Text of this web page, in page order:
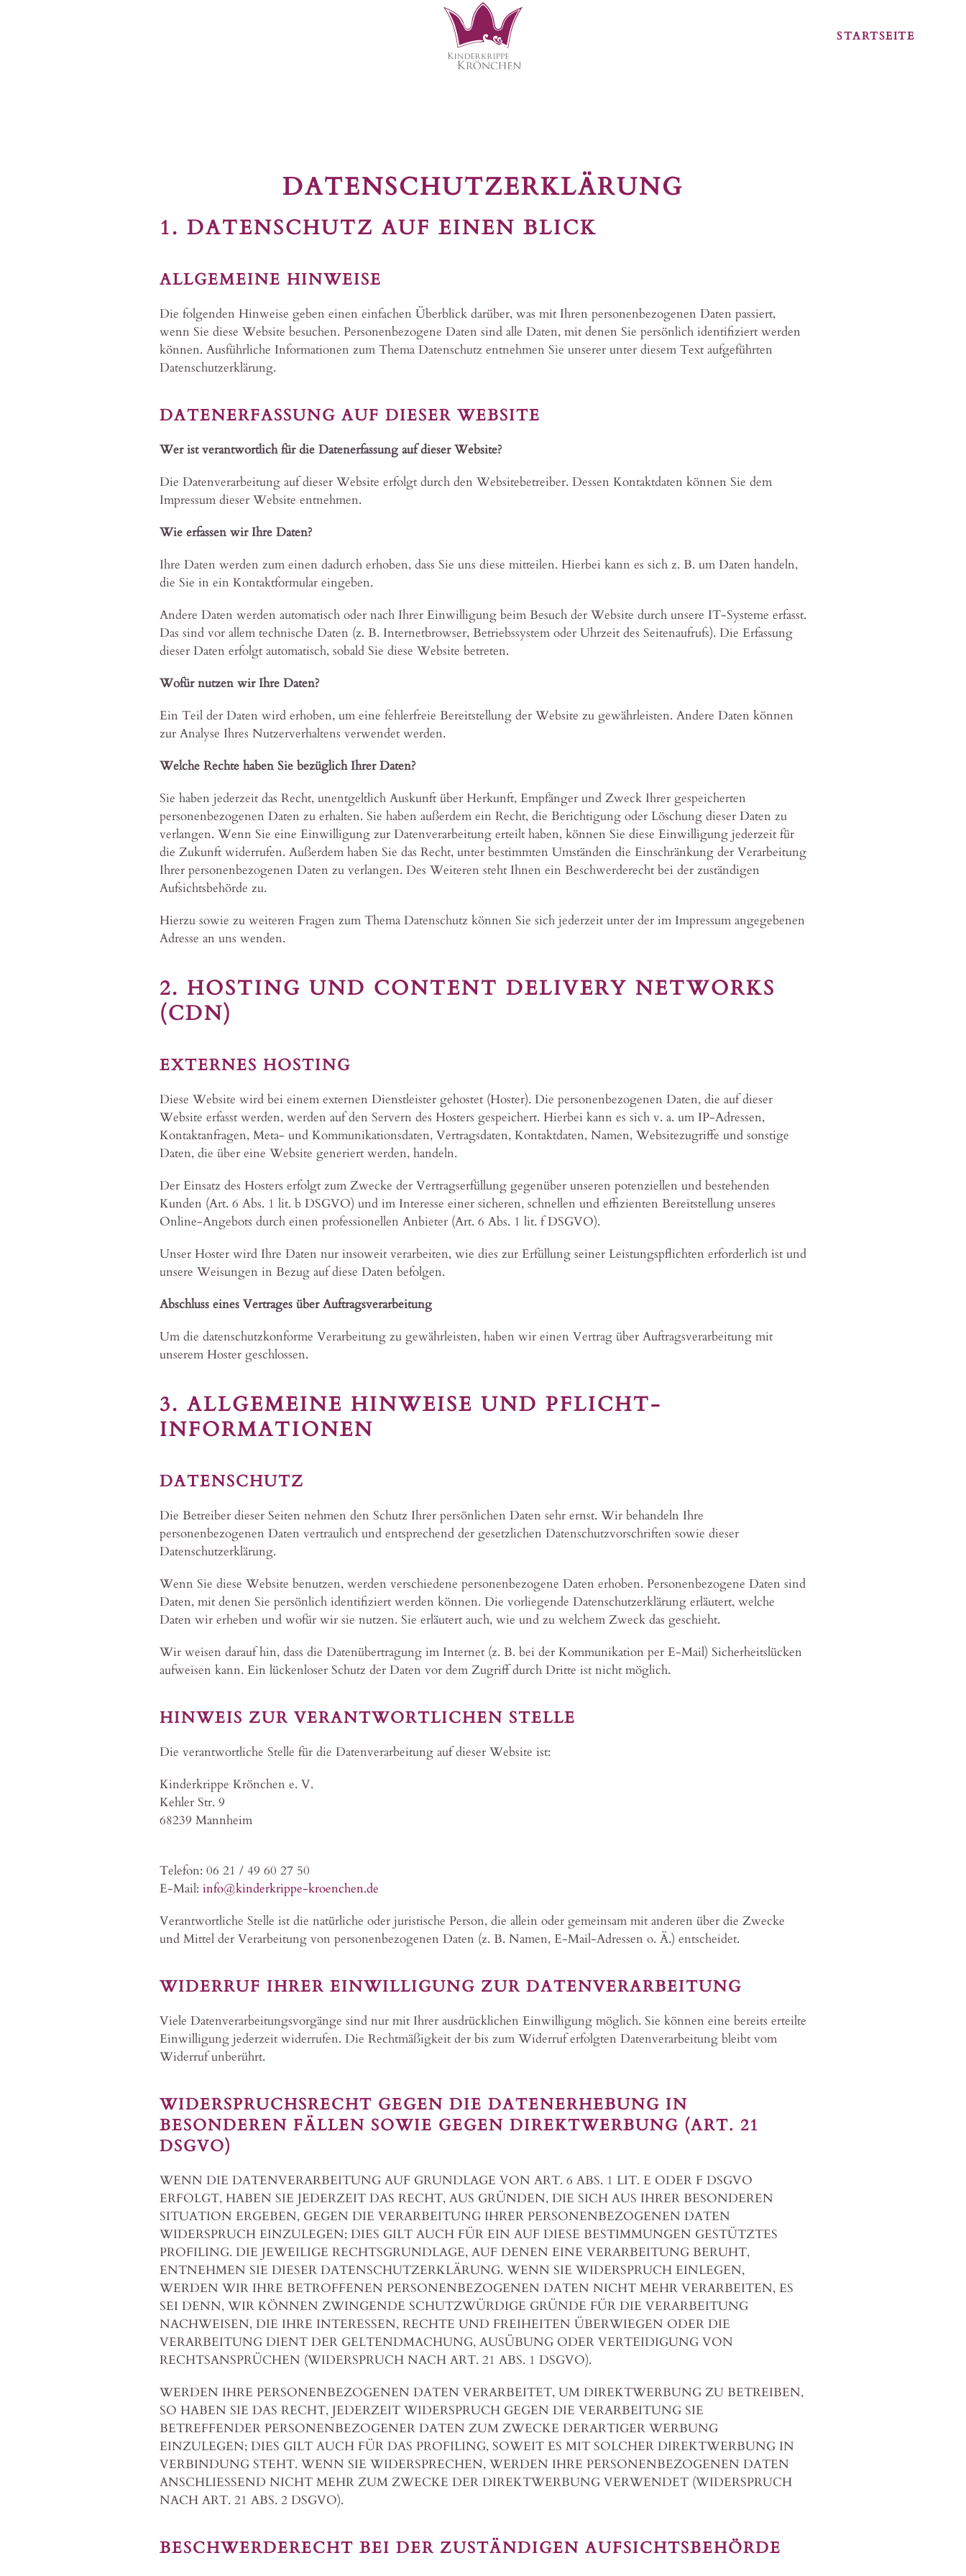
STARTSEITE
DATENSCHUTZERKLÄRUNG
1. DATENSCHUTZ AUF EINEN BLICK
ALLGEMEINE HINWEISE
Die folgenden Hinweise geben einen einfachen Überblick darüber, was mit Ihren personenbezogenen Daten passiert,
wenn Sie diese Website besuchen. Personenbezogene Daten sind alle Daten, mit denen Sie persönlich identifiziert werden
können. Ausführliche Informationen zum Thema Datenschutz entnehmen Sie unserer unter diesem Text aufgeführten
Datenschutzerklärung.
DATENERFASSUNG AUF DIESER WEBSITE
Wer ist verantwortlich für die Datenerfassung auf dieser Website?
Die Datenverarbeitung auf dieser Website erfolgt durch den Websitebetreiber. Dessen Kontaktdaten können Sie dem
Impressum dieser Website entnehmen.
Wie erfassen wir Ihre Daten?
Ihre Daten werden zum einen dadurch erhoben, dass Sie uns diese mitteilen. Hierbei kann es sich z. B. um Daten handeln,
die Sie in ein Kontaktformular eingeben.
Andere Daten werden automatisch oder nach Ihrer Einwilligung beim Besuch der Website durch unsere IT-Systeme erfasst.
Das sind vor allem technische Daten (z. B. Internetbrowser, Betriebssystem oder Uhrzeit des Seitenaufrufs). Die Erfassung
dieser Daten erfolgt automatisch, sobald Sie diese Website betreten.
Wofür nutzen wir Ihre Daten?
Ein Teil der Daten wird erhoben, um eine fehlerfreie Bereitstellung der Website zu gewährleisten. Andere Daten können
zur Analyse Ihres Nutzerverhaltens verwendet werden.
Welche Rechte haben Sie bezüglich Ihrer Daten?
Sie haben jederzeit das Recht, unentgeltlich Auskunft über Herkunft, Empfänger und Zweck Ihrer gespeicherten
personenbezogenen Daten zu erhalten. Sie haben außerdem ein Recht, die Berichtigung oder Löschung dieser Daten zu
verlangen. Wenn Sie eine Einwilligung zur Datenverarbeitung erteilt haben, können Sie diese Einwilligung jederzeit für
die Zukunft widerrufen. Außerdem haben Sie das Recht, unter bestimmten Umständen die Einschränkung der Verarbeitung
Ihrer personenbezogenen Daten zu verlangen. Des Weiteren steht Ihnen ein Beschwerderecht bei der zuständigen
Aufsichtsbehörde zu.
Hierzu sowie zu weiteren Fragen zum Thema Datenschutz können Sie sich jederzeit unter der im Impressum angegebenen
Adresse an uns wenden.
2. HOSTING UND CONTENT DELIVERY NETWORKS
(CDN)
EXTERNES HOSTING
Diese Website wird bei einem externen Dienstleister gehostet (Hoster). Die personenbezogenen Daten, die auf dieser
Website erfasst werden, werden auf den Servern des Hosters gespeichert. Hierbei kann es sich v. a. um IP-Adressen,
Kontaktanfragen, Meta- und Kommunikationsdaten, Vertragsdaten, Kontaktdaten, Namen, Websitezugriffe und sonstige
Daten, die über eine Website generiert werden, handeln.
Der Einsatz des Hosters erfolgt zum Zwecke der Vertragserfüllung gegenüber unseren potenziellen und bestehenden
Kunden (Art. 6 Abs. 1 lit. b DSGVO) und im Interesse einer sicheren, schnellen und effizienten Bereitstellung unseres
Online-Angebots durch einen professionellen Anbieter (Art. 6 Abs. 1 lit. f DSGVO).
Unser Hoster wird Ihre Daten nur insoweit verarbeiten, wie dies zur Erfüllung seiner Leistungspflichten erforderlich ist und
unsere Weisungen in Bezug auf diese Daten befolgen.
Abschluss eines Vertrages über Auftragsverarbeitung
Um die datenschutzkonforme Verarbeitung zu gewährleisten, haben wir einen Vertrag über Auftragsverarbeitung mit
unserem Hoster geschlossen.
3. ALLGEMEINE HINWEISE UND PFLICHT­
INFORMATIONEN
DATENSCHUTZ
Die Betreiber dieser Seiten nehmen den Schutz Ihrer persönlichen Daten sehr ernst. Wir behandeln Ihre
personenbezogenen Daten vertraulich und entsprechend der gesetzlichen Datenschutzvorschriften sowie dieser
Datenschutzerklärung.
Wenn Sie diese Website benutzen, werden verschiedene personenbezogene Daten erhoben. Personenbezogene Daten sind
Daten, mit denen Sie persönlich identifiziert werden können. Die vorliegende Datenschutzerklärung erläutert, welche
Daten wir erheben und wofür wir sie nutzen. Sie erläutert auch, wie und zu welchem Zweck das geschieht.
Wir weisen darauf hin, dass die Datenübertragung im Internet (z. B. bei der Kommunikation per E-Mail) Sicherheitslücken
aufweisen kann. Ein lückenloser Schutz der Daten vor dem Zugriff durch Dritte ist nicht möglich.
HINWEIS ZUR VERANTWORTLICHEN STELLE
Die verantwortliche Stelle für die Datenverarbeitung auf dieser Website ist:
Kinderkrippe Krönchen e. V.
Kehler Str. 9
68239 Mannheim
Telefon: 06 21 / 49 60 27 50
E-Mail: info@kinderkrippe-kroenchen.de
Verantwortliche Stelle ist die natürliche oder juristische Person, die allein oder gemeinsam mit anderen über die Zwecke
und Mittel der Verarbeitung von personenbezogenen Daten (z. B. Namen, E-Mail-Adressen o. Ä.) entscheidet.
WIDERRUF IHRER EINWILLIGUNG ZUR DATENVERARBEITUNG
Viele Datenverarbeitungsvorgänge sind nur mit Ihrer ausdrücklichen Einwilligung möglich. Sie können eine bereits erteilte
Einwilligung jederzeit widerrufen. Die Rechtmäßigkeit der bis zum Widerruf erfolgten Datenverarbeitung bleibt vom
Widerruf unberührt.
WIDERSPRUCHSRECHT GEGEN DIE DATENERHEBUNG IN
BESONDEREN FÄLLEN SOWIE GEGEN DIREKTWERBUNG (ART. 21
DSGVO)
WENN DIE DATENVERARBEITUNG AUF GRUNDLAGE VON ART. 6 ABS. 1 LIT. E ODER F DSGVO
ERFOLGT, HABEN SIE JEDERZEIT DAS RECHT, AUS GRÜNDEN, DIE SICH AUS IHRER BESONDEREN
SITUATION ERGEBEN, GEGEN DIE VERARBEITUNG IHRER PERSONENBEZOGENEN DATEN
WIDERSPRUCH EINZULEGEN; DIES GILT AUCH FÜR EIN AUF DIESE BESTIMMUNGEN GESTÜTZTES
PROFILING. DIE JEWEILIGE RECHTSGRUNDLAGE, AUF DENEN EINE VERARBEITUNG BERUHT,
ENTNEHMEN SIE DIESER DATENSCHUTZERKLÄRUNG. WENN SIE WIDERSPRUCH EINLEGEN,
WERDEN WIR IHRE BETROFFENEN PERSONENBEZOGENEN DATEN NICHT MEHR VERARBEITEN, ES
SEI DENN, WIR KÖNNEN ZWINGENDE SCHUTZWÜRDIGE GRÜNDE FÜR DIE VERARBEITUNG
NACHWEISEN, DIE IHRE INTERESSEN, RECHTE UND FREIHEITEN ÜBERWIEGEN ODER DIE
VERARBEITUNG DIENT DER GELTENDMACHUNG, AUSÜBUNG ODER VERTEIDIGUNG VON
RECHTSANSPRÜCHEN (WIDERSPRUCH NACH ART. 21 ABS. 1 DSGVO).
WERDEN IHRE PERSONENBEZOGENEN DATEN VERARBEITET, UM DIREKTWERBUNG ZU BETREIBEN,
SO HABEN SIE DAS RECHT, JEDERZEIT WIDERSPRUCH GEGEN DIE VERARBEITUNG SIE
BETREFFENDER PERSONENBEZOGENER DATEN ZUM ZWECKE DERARTIGER WERBUNG
EINZULEGEN; DIES GILT AUCH FÜR DAS PROFILING, SOWEIT ES MIT SOLCHER DIREKTWERBUNG IN
VERBINDUNG STEHT. WENN SIE WIDERSPRECHEN, WERDEN IHRE PERSONENBEZOGENEN DATEN
ANSCHLIESSEND NICHT MEHR ZUM ZWECKE DER DIREKTWERBUNG VERWENDET (WIDERSPRUCH
NACH ART. 21 ABS. 2 DSGVO).
BESCHWERDE­RECHT BEI DER ZUSTÄNDIGEN AUFSICHTS­BEHÖRDE